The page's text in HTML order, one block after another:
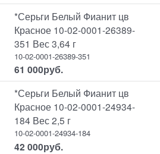
*Серьги Белый Фианит цв
Красное 10-02-0001-26389-
351 Вес 3,64 г
10-02-0001-26389-351
61 000руб.
*Серьги Белый Фианит цв
Красное 10-02-0001-24934-
184 Вес 2,5 г
10-02-0001-24934-184
42 000руб.